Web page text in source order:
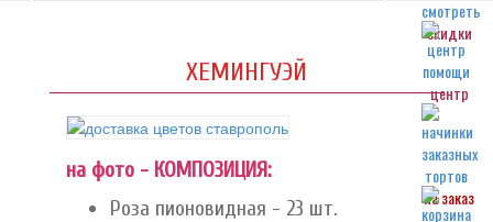
скидки
центр
на заказ
ХЕМИНГУЭЙ
на фото - КОМПОЗИЦИЯ:
Роза пионовидная - 23 шт.